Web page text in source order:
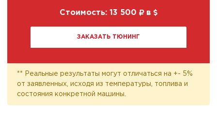
Стоимость: 13 500 в
ЗАКАЗАТЬ ТЮНИНГ
** Реальные результаты могут отличаться на +- 5%
от заявленных, исходя из температуры, топлива и
состояния конкретной машины.